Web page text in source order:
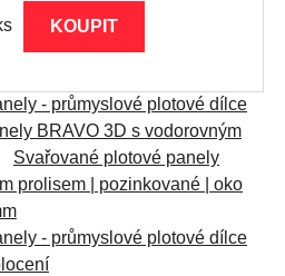
KOUPIT
- průmyslové plotové dílce
BRAVO 3D s vodorovným
Svařované plotové panely
prolisem | pozinkované | oko
- průmyslové plotové dílce